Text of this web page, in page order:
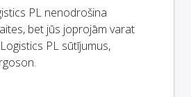
PL nenodrošina
bet jūs joprojām varat
PL sūtījumus,